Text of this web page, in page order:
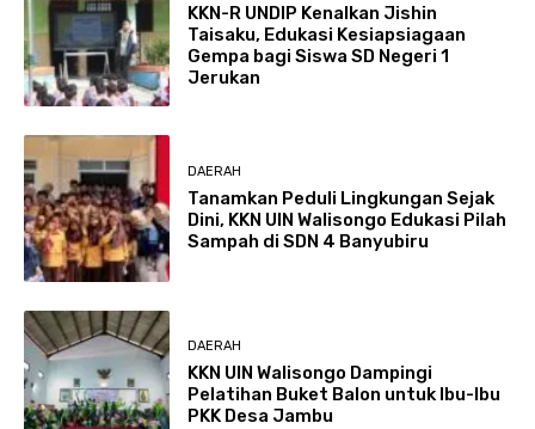
KKN-R UNDIP Kenalkan Jishin
Taisaku, Edukasi Kesiapsiagaan
Gempa bagi Siswa SD Negeri 1
Jerukan
DAERAH
Tanamkan Peduli Lingkungan Sejak
Dini, KKN UIN Walisongo Edukasi Pilah
Sampah di SDN 4 Banyubiru
DAERAH
KKN UIN Walisongo Dampingi
Pelatihan Buket Balon untuk Ibu-Ibu
PKK Desa Jambu